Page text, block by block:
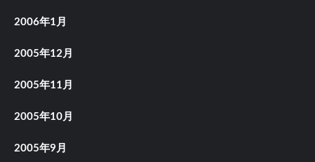
2006年1月
2005年12月
2005年11月
2005年10月
2005年9月